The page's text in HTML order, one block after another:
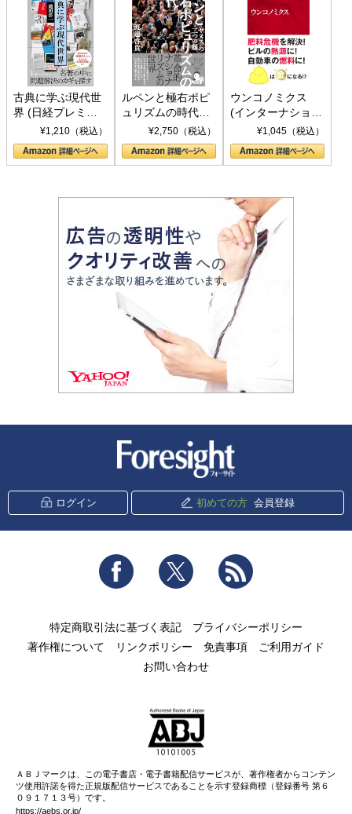
古典に学ぶ現代世
界 (日経プレミア
シリーズ)¥1,210（税込）
ルペンと極右ポピ
ュリズムの時代：
〈ヤヌス〉の二つ
の顔
¥2,750（税込）
ウンコノミクス
(インターナショナ
ル新書)¥1,045（税込）
ログイン 初めての方 会員登録
Facebook Twitter
特定商取引法に基づく表記
プライバシーポリシー
著作権について
リンクポリシー 免責事項
ご利用ガイド
お問い合わせ
ＡＢＪマークは、この電子書店・電子書籍配信サービスが、著作権者からコンテン
ツ使用許諾を得た正規版配信サービスであることを示す登録商標（登録番号 第６
０９１７１３号）です。
https://aebs.or.jp/